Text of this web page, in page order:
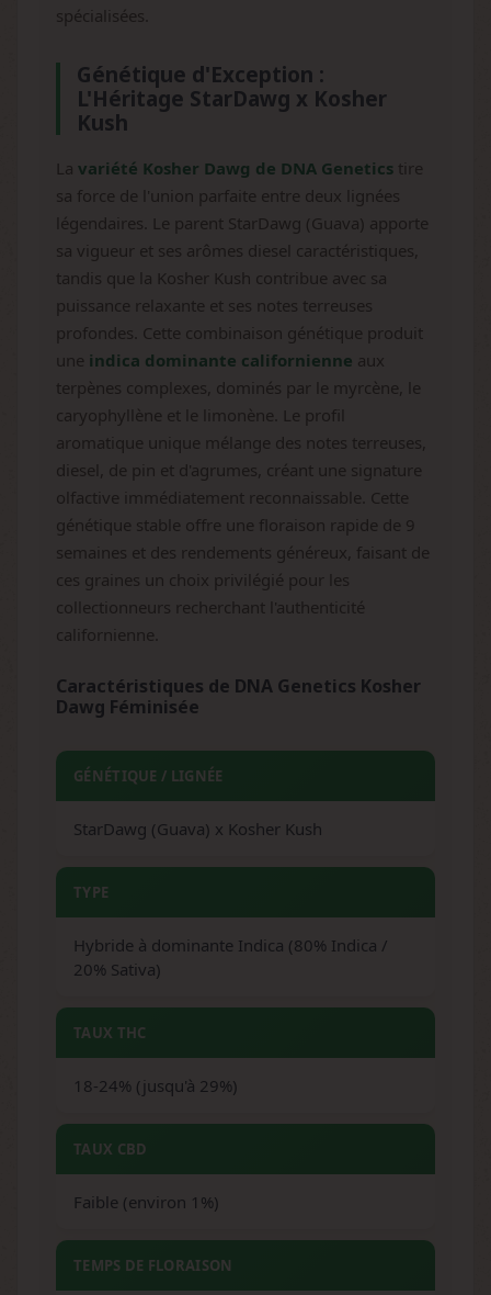
spécialisées.
Génétique d'Exception :
L'Héritage StarDawg x Kosher
Kush
La variété Kosher Dawg de DNA Genetics tire
sa force de l'union parfaite entre deux lignées
légendaires. Le parent StarDawg (Guava) apporte
sa vigueur et ses arômes diesel caractéristiques,
tandis que la Kosher Kush contribue avec sa
puissance relaxante et ses notes terreuses
profondes. Cette combinaison génétique produit
une indica dominante californienne aux
terpènes complexes, dominés par le myrcène, le
caryophyllène et le limonène. Le profil
aromatique unique mélange des notes terreuses,
diesel, de pin et d'agrumes, créant une signature
olfactive immédiatement reconnaissable. Cette
génétique stable offre une floraison rapide de 9
semaines et des rendements généreux, faisant de
ces graines un choix privilégié pour les
collectionneurs recherchant l'authenticité
californienne.
Caractéristiques de DNA Genetics Kosher
Dawg Féminisée
GÉNÉTIQUE / LIGNÉE
StarDawg (Guava) x Kosher Kush
TYPE
Hybride à dominante Indica (80% Indica /
20% Sativa)
TAUX THC
18-24% (jusqu'à 29%)
TAUX CBD
Faible (environ 1%)
TEMPS DE FLORAISON